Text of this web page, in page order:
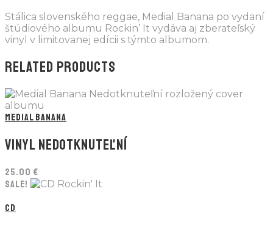
Stálica slovenského reggae, Medial Banana po vydaní
štúdiového albumu Rockin’ It vydáva aj zberateľský
vinyl v limitovanej edícii s týmto albumom.
RELATED PRODUCTS
MEDIAL BANANA
VINYL NEDOTKNUTEĽNÍ
25.00 €
SALE!
CD